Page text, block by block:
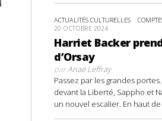
ACTUALITÉS CULTURELLES
20 OCTOBRE 2024
Harriet Backer
d’Orsay
parAnaë Leffray
Passez par les grandes
devant la Liberté, Sappho et
un nouvel escalier. En haut